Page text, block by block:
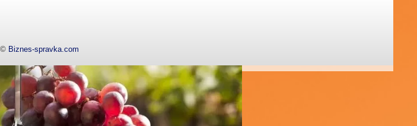
© Biznes-spravka.com